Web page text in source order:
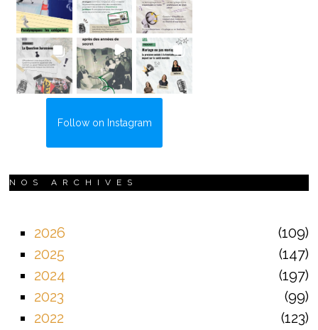
Follow on Instagram
NOS ARCHIVES
2026
109
2025
147
2024
197
2023
99
2022
123